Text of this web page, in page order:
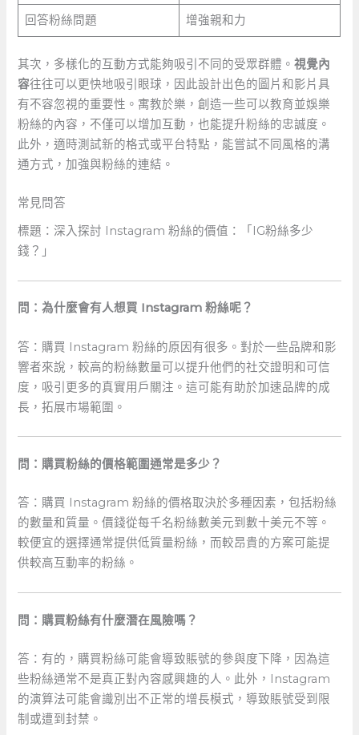
回答粉絲問題 增強親和力
其次，多樣化的互動方式能夠吸引不同的受眾群體。視覺內
容往往可以更快地吸引眼球，因此設計出色的圖片和影片具
有不容忽視的重要性。寓教於樂，創造一些可以教育並娛樂
粉絲的內容，不僅可以增加互動，也能提升粉絲的忠誠度。
此外，適時測試新的格式或平台特點，能嘗試不同風格的溝
通方式，加強與粉絲的連結。
常見問答
標題：深入探討 Instagram 粉絲的價值：「IG粉絲多少
錢？」
問：為什麼會有人想買​ Instagram 粉絲呢？
答：購買 Instagram 粉絲的原因有很多。對於一些品牌和影
響者來說，較高的粉絲數量可以提升他們的社交證明和可信
度，吸引更多的真實用戶關注。這可能有助於加速品牌的成
長，拓展市場範圍。
問：購買粉絲的價格範圍通常是多少？
答：購買 ‍Instagram 粉絲的價格取決於多種因素，包括粉絲
的數量和質量。價錢從每千名粉絲數美元到數十美元不等。
較便宜的選擇通常提供低質量粉絲，而較昂貴的方案可能提
供較高互動率的粉絲。
問：購買粉絲有什麼潛在風險嗎？
答：有的，購買粉絲可能會導致賬號的參與度下降，因為這
些粉絲通常不是真正對內容感興趣的人。此外，Instagram
的演算法可能會識別出不正常的增長模式，導致賬號受到限
制或遭到封禁。